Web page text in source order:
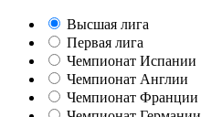
Высшая лига
Первая лига
Чемпионат Испании
Чемпионат Англии
Чемпионат Франции